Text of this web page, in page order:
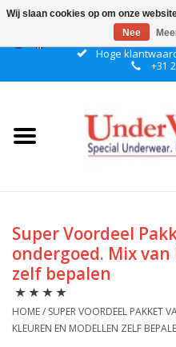
Gratis
Hoge
+31
Home
Meisjes
Nacht
Super Voordeel
ondergoed. Mix
zelf bepalen
HOME/ SUPER VOORDEEL PAKKET
KLEUREN EN MODELLEN ZELF
Wij slaan cookies op om onze
Nee